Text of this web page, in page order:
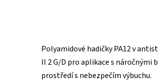
Polyamidové hadičky PA12 v
II 2 G/D pro aplikace s náročnými
prostředí s nebezpečím výbuchu.